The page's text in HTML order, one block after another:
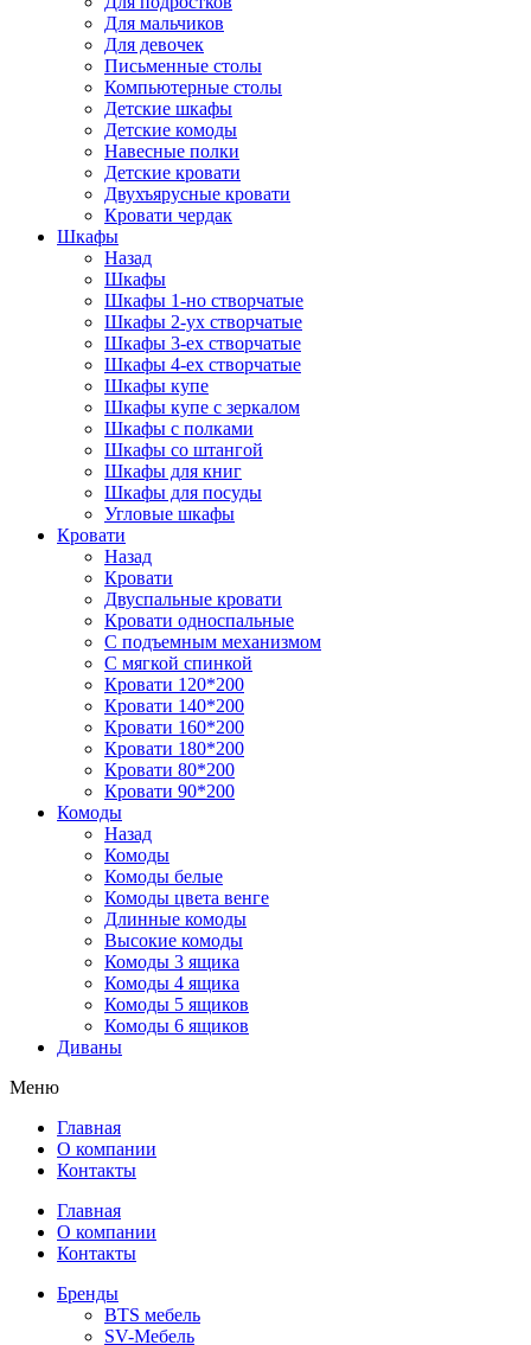
Для мальчиков
Для девочек
Письменные столы
Компьютерные столы
Детские шкафы
Детские комоды
Навесные полки
Детские кровати
Двухъярусные кровати
Кровати чердак
Шкафы
Назад
Шкафы
Шкафы 1-но створчатые
Шкафы 2-ух створчатые
Шкафы 3-ех створчатые
Шкафы 4-ех створчатые
Шкафы купе
Шкафы купе с зеркалом
Шкафы с полками
Шкафы со штангой
Шкафы для книг
Шкафы для посуды
Угловые шкафы
Кровати
Назад
Кровати
Двуспальные кровати
Кровати односпальные
С подъемным механизмом
С мягкой спинкой
Кровати 120*200
Кровати 140*200
Кровати 160*200
Кровати 180*200
Кровати 80*200
Кровати 90*200
Комоды
Назад
Комоды
Комоды белые
Комоды цвета венге
Длинные комоды
Высокие комоды
Комоды 3 ящика
Комоды 4 ящика
Комоды 5 ящиков
Комоды 6 ящиков
Диваны
Меню
Главная
О компании
Контакты
Главная
О компании
Контакты
Бренды
BTS мебель
SV-Мебель